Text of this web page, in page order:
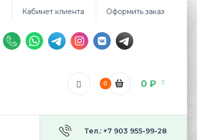
Кабинет клиента Оформить заказ
0 0 ₽
Тел.: +7 903 955-99-28